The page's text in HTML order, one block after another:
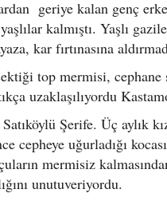
geriye kalan genç
kalmıştı. Yaşlı
kar fırtınasına
top mermisi, cephane
uzaklaşılıyordu
Şerife. Üç aylık
cepheye uğurladığı
mermisiz
unutuveriyordu.